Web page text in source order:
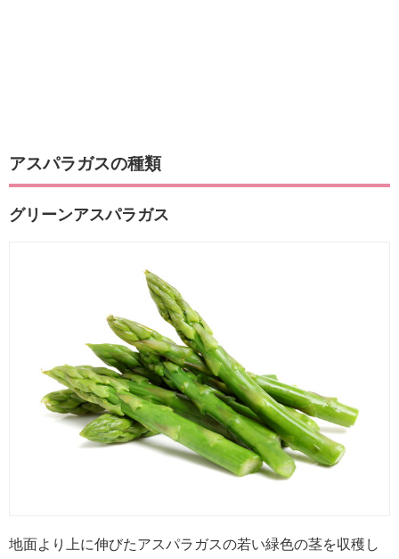
アスパラガスの種類
グリーンアスパラガス
地面より上に伸びたアスパラガスの若い緑色の茎を収穫し